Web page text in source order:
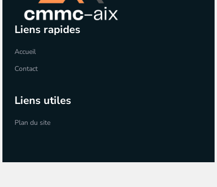
Liens rapides
Accueil
Contact
Liens utiles
Plan du site